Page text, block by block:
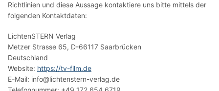
Richtlinien und diese Aussage kontaktiere uns bitte mittels der
folgenden Kontaktdaten:
LichtenSTERN Verlag
Metzer Strasse 65, D-66117 Saarbrücken
Deutschland
Website: https://tv-film.de
E-Mail: info@lichtenstern-verlag.de